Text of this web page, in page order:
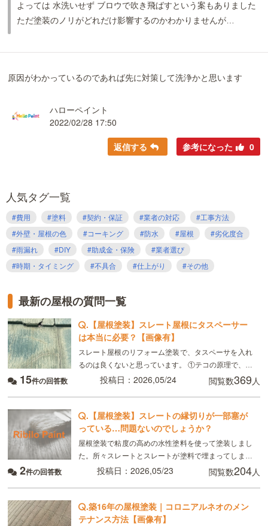
よっては 水洗いせず ブロウで吹き飛ばすという案もありました
ただ塗装のノリがどれだけ影響するのかわかりませんが…
原因がわかっているのであれば先に対策して洗浄かと思います
ハローペイント
2022/02/28 17:50
返信する 参考になった 0
人気タグ一覧
#費用 #塗料 #契約・保証 #業者の対応
#工事方法
#外壁・屋根の色
#コーキング #防水 #屋根
#劣化度合
#雨漏れ
#DIY #助成金・保険
#業者選び
#時期・タイミング
#不具合 #仕上がり #その他
最新の屋根の質問一覧
. 【屋根塗装】スレート屋根にタスペーサー
は本当に必要？【画像有】
スレート屋根のリフォーム塗装で、タスペーサを入れ
るのは良くないと思っています。 ①テコの原理で、余
計に割れ易くなる ②風害の保険申請した場合に、認定
15件の回答数 投稿日：2026,05/24 閲覧数369人
. 【屋根塗装】スレートの縁切りが一部塞が
っている…問題ないのでしょうか？
屋根塗装で粘度の高めの水性塗料を使って塗装しまし
た。所々スレートとスレートが塗料で埋まってしまっ
ていますが、開いているところがあれば大丈夫と言わ
2件の回答数 投稿日：2026,05/23 閲覧数204人
.築16年の屋根塗装｜コロニアルネオのメン
テナンス方法【画像有】